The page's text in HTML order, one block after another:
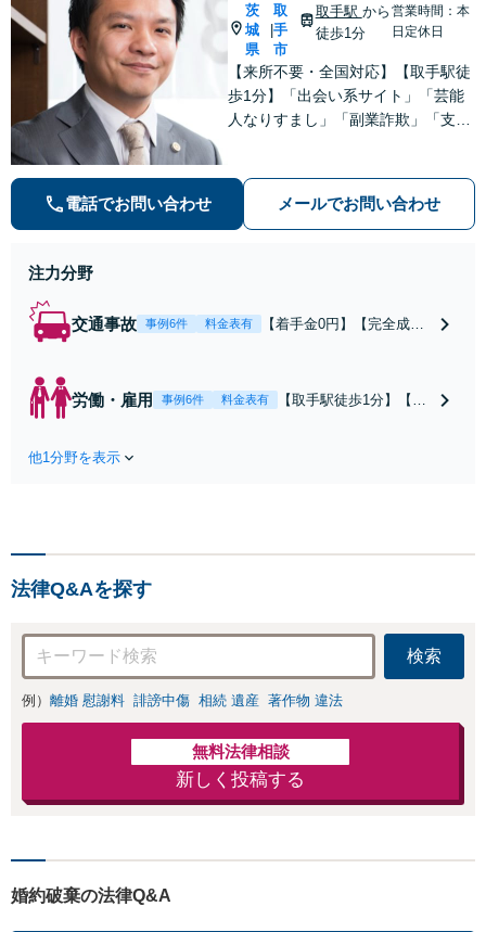
茨
城
県
取
手
市
取手駅 から
徒歩1分
営業時間：本
日定休日
【来所不要・全国対応】【取手駅徒
歩1分】「出会い系サイト」「芸能
人なりすまし」「副業詐欺」「支援
は不当解雇・雇い止め・残業代未払
いの相談【完全成功報酬制】【相談
電話でお問い合わせ メールでお問い合わせ
注力分野
交通事故 事例6件 料金表有
【着手金0円】【完全成功
績多数あり！3カ月以内ス
ピード解決／示談金0円→5
労働・雇用 事例6件 料金表有
【取手駅徒歩1分】【オ
談で悩みを解消！使用
応可【相談無料】
他1分野を表示
法律Q&Aを探す
検索
例） 離婚 慰謝料 誹謗中傷 相続 遺産 著作物 違法
無料法律相談
新しく投稿する
婚約破棄の法律Q&A